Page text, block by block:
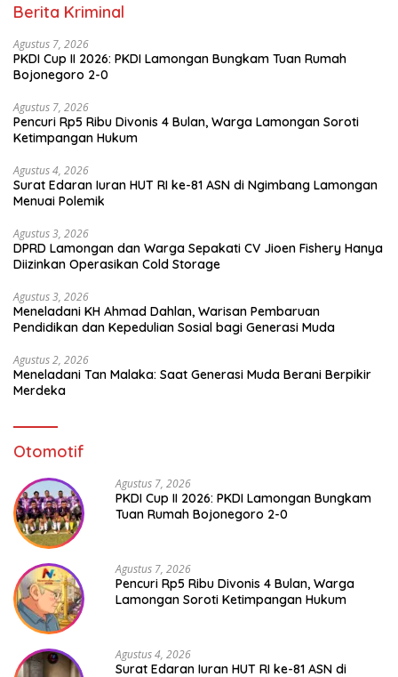
Berita Kriminal
Agustus 7, 2026
PKDI Cup II 2026: PKDI Lamongan Bungkam Tuan Rumah
Bojonegoro 2-0
Agustus 7, 2026
Pencuri Rp5 Ribu Divonis 4 Bulan, Warga Lamongan Soroti
Ketimpangan Hukum
Agustus 4, 2026
Surat Edaran Iuran HUT RI ke-81 ASN di Ngimbang Lamongan
Menuai Polemik
Agustus 3, 2026
DPRD Lamongan dan Warga Sepakati CV Jioen Fishery Hanya
Diizinkan Operasikan Cold Storage
Agustus 3, 2026
Meneladani KH Ahmad Dahlan, Warisan Pembaruan
Pendidikan dan Kepedulian Sosial bagi Generasi Muda
Agustus 2, 2026
Meneladani Tan Malaka: Saat Generasi Muda Berani Berpikir
Merdeka
Otomotif
Agustus 7, 2026
PKDI Cup II 2026: PKDI Lamongan Bungkam
Tuan Rumah Bojonegoro 2-0
Agustus 7, 2026
Pencuri Rp5 Ribu Divonis 4 Bulan, Warga
Lamongan Soroti Ketimpangan Hukum
Agustus 4, 2026
Surat Edaran Iuran HUT RI ke-81 ASN di